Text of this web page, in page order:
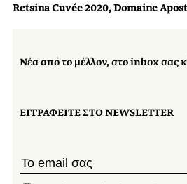
Retsina Cuvée 2020, Domaine
Νέα από το μέλλον, στο inbox σας
ΕΓΓΡΑΦΕΙΤΕ ΣΤΟ NEWSLETTER